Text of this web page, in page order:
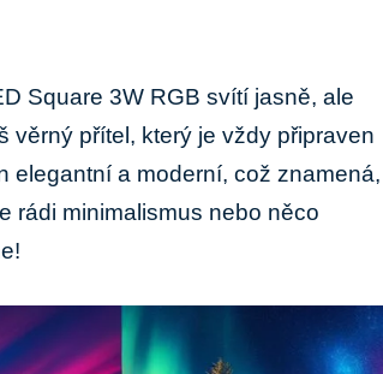
Square 3W RGB svítí jasně, ale
⁣věrný přítel, který ⁤je vždy připraven
elegantní a ⁢moderní, což znamená,
rádi minimalismus nebo něco